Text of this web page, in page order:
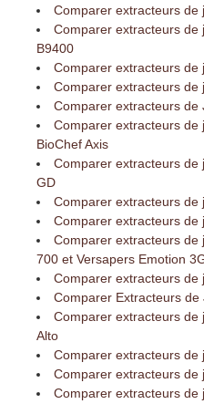
Comparer extracteurs de
Comparer extracteurs de
B9400
Comparer extracteurs de
Comparer extracteurs de
Comparer extracteurs de
Comparer extracteurs
BioChef Axis
Comparer extracteurs de
GD
Comparer extracteurs
Comparer extracteurs de
Comparer extracteurs de
700 et Versapers Emotion
Comparer extracteurs de
Comparer Extracteurs de
Comparer extracteurs de
Alto
Comparer extracteurs de
Comparer extracteurs de
Comparer extracteurs de